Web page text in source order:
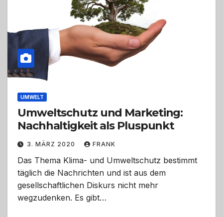
UMWELT
Umweltschutz und Marketing:
Nachhaltigkeit als Pluspunkt
3. MÄRZ 2020 FRANK
Das Thema Klima- und Umweltschutz bestimmt
täglich die Nachrichten und ist aus dem
gesellschaftlichen Diskurs nicht mehr
wegzudenken. Es gibt…